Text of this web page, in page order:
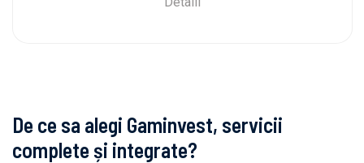
De ce sa alegi Gaminvest, servicii
complete și integrate?